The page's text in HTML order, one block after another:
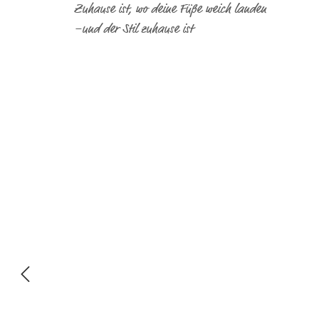
Zuhause ist, wo deine Füße weich landen
–und der Stil zuhause ist